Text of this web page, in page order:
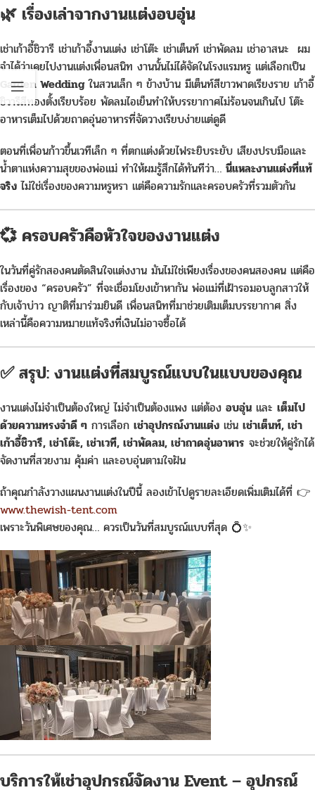
🌿 เรื่องเล่าจากงานแต่งอบอุ่น
เช่าเก้าอี้ชิวารี เช่าเก้าอี้งานแต่ง เช่าโต๊ะ เช่าเต็นท์ เช่าพัดลม เช่าอาสนะ ผม
จำได้ว่าเคยไปงานแต่งเพื่อนสนิท งานนั้นไม่ได้จัดในโรงแรมหรู แต่เลือกเป็น
Garden Weddingในสวนเล็ก ๆ ข้างบ้าน มีเต็นท์สีขาวพาดเรียงราย เก้าอี้
ชิวารีสีทองตั้งเรียบร้อย พัดลมไอเย็นทำให้บรรยากาศไม่ร้อนจนเกินไป โต๊ะ
อาหารเต็มไปด้วยถาดอุ่นอาหารที่จัดวางเรียบง่ายแต่ดูดี
ตอนที่เพื่อนก้าวขึ้นเวทีเล็ก ๆ ที่ตกแต่งด้วยไฟระยิบระยับ เสียงปรบมือและ
น้ำตาแห่งความสุขของพ่อแม่ ทำให้ผมรู้สึกได้ทันทีว่า… นี่แหละงานแต่งที่แท้
จริง ไม่ใช่เรื่องของความหรูหรา แต่คือความรักและครอบครัวที่รวมตัวกัน
💞 ครอบครัวคือหัวใจของงานแต่ง
ในวันที่คู่รักสองคนตัดสินใจแต่งงาน มันไม่ใช่เพียงเรื่องของคนสองคน แต่คือ
เรื่องของ “ครอบครัว” ที่จะเชื่อมโยงเข้าหากัน พ่อแม่ที่เฝ้ารอมอบลูกสาวให้
กับเจ้าบ่าว ญาติที่มาร่วมยินดี เพื่อนสนิทที่มาช่วยเติมเต็มบรรยากาศ สิ่ง
เหล่านี้คือความหมายแท้จริงที่เงินไม่อาจซื้อได้
✅ สรุป: งานแต่งที่สมบูรณ์แบบในแบบของคุณ
งานแต่งไม่จำเป็นต้องใหญ่ ไม่จำเป็นต้องแพง แต่ต้อง อบอุ่น และ เต็มไป
ด้วยความทรงจำดี ๆ การเลือก เช่าอุปกรณ์งานแต่ง เช่น เช่าเต็นท์, เช่า
เก้าอี้ชิวารี, เช่าโต๊ะ, เช่าเวที, เช่าพัดลม, เช่าถาดอุ่นอาหาร จะช่วยให้คู่รักได้
จัดงานที่สวยงาม คุ้มค่า และอบอุ่นตามใจฝัน
ถ้าคุณกำลังวางแผนงานแต่งในปีนี้ ลองเข้าไปดูรายละเอียดเพิ่มเติมได้ที่ 👉
www.thewish-tent.com
เพราะวันพิเศษของคุณ… ควรเป็นวันที่สมบูรณ์แบบที่สุด 💍✨
บริการให้เช่าอุปกรณ์จัดงาน Event – อุปกรณ์